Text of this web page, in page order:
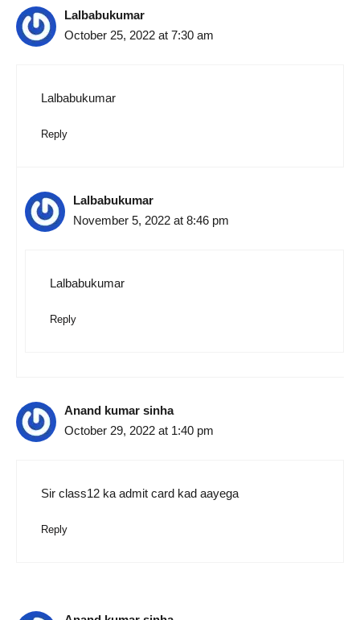
Lalbabukumar
October 25, 2022 at 7:30 am
Lalbabukumar
Reply
Lalbabukumar
November 5, 2022 at 8:46 pm
Lalbabukumar
Reply
Anand kumar sinha
October 29, 2022 at 1:40 pm
Sir class12 ka admit card kad aayega
Reply